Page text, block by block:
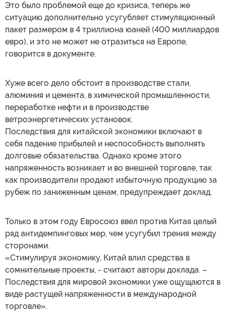
Это было проблемой еще до кризиса, теперь же
ситуацию дополнительно усугубляет стимуляционный
пакет размером в 4 триллиона юаней (400 миллиардов
евро), и это не может не отразиться на Европе,
говорится в документе.
Хуже всего дело обстоит в производстве стали,
алюминия и цемента, в химической промышленности,
переработке нефти и в производстве
ветроэнергетических установок.
Последствия для китайской экономики включают в
себя падение прибылей и неспособность выполнять
долговые обязательства. Однако кроме этого
напряженность возникает и во внешней торговле, так
как производители продают избыточную продукцию за
рубеж по заниженным ценам, предупреждает доклад.
Только в этом году Евросоюз ввел против Китая целый
ряд антидемпинговых мер, чем усугубил трения между
сторонами.
«Стимулируя экономику, Китай влил средства в
сомнительные проекты, - считают авторы доклада. –
Последствия для мировой экономики уже ощущаются в
виде растущей напряженности в международной
торговле».